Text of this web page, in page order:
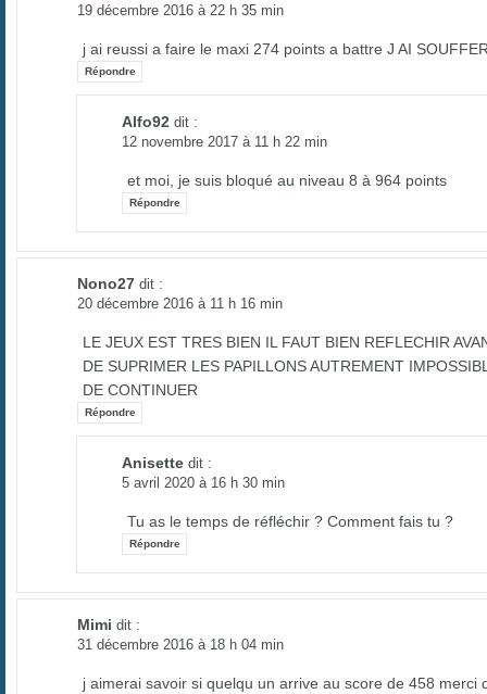
19 décembre 2016 à 22 h 35 min
j ai reussi a faire le maxi 274 points a battre J AI
Répondre
Alfo92 dit :
12 novembre 2017 à 11 h 22 min
et moi, je suis bloqué au niveau 8 à 964 points
Répondre
Nono27 dit :
20 décembre 2016 à 11 h 16 min
LE JEUX EST TRES BIEN IL FAUT BIEN REFLECHIR
DE SUPRIMER LES PAPILLONS AUTREMENT
DE CONTINUER
Répondre
Anisette dit :
5 avril 2020 à 16 h 30 min
Tu as le temps de réfléchir ? Comment fais tu ?
Répondre
Mimi dit :
31 décembre 2016 à 18 h 04 min
j aimerai savoir si quelqu un arrive au score de 458 merci